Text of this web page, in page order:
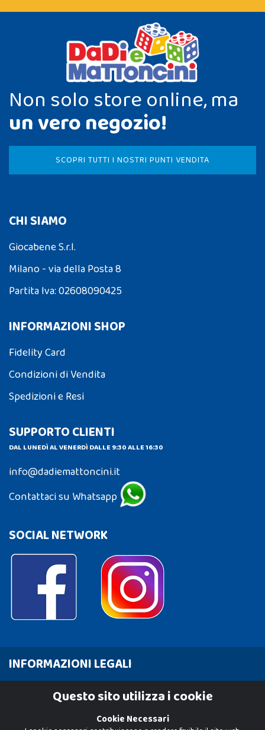
Non solo store online, ma
un vero negozio!
SCOPRI TUTTI I NOSTRI PUNTI VENDITA
CHI SIAMO
Giocabene S.r.l.
Milano - via della Posta 8
Partita Iva: 02608090425
INFORMAZIONI SHOP
Fidelity Card
Condizioni di Vendita
Spedizioni e Resi
SUPPORTO CLIENTI
DAL LUNEDÌ AL VENERDÌ DALLE 9:30 ALLE 16:30
info@dadiemattoncini.it
Contattaci su Whatsapp
SOCIAL NETWORK
INFORMAZIONI LEGALI
Cookie PolicyQuesto sito utilizza i cookie
Cookie Necessari